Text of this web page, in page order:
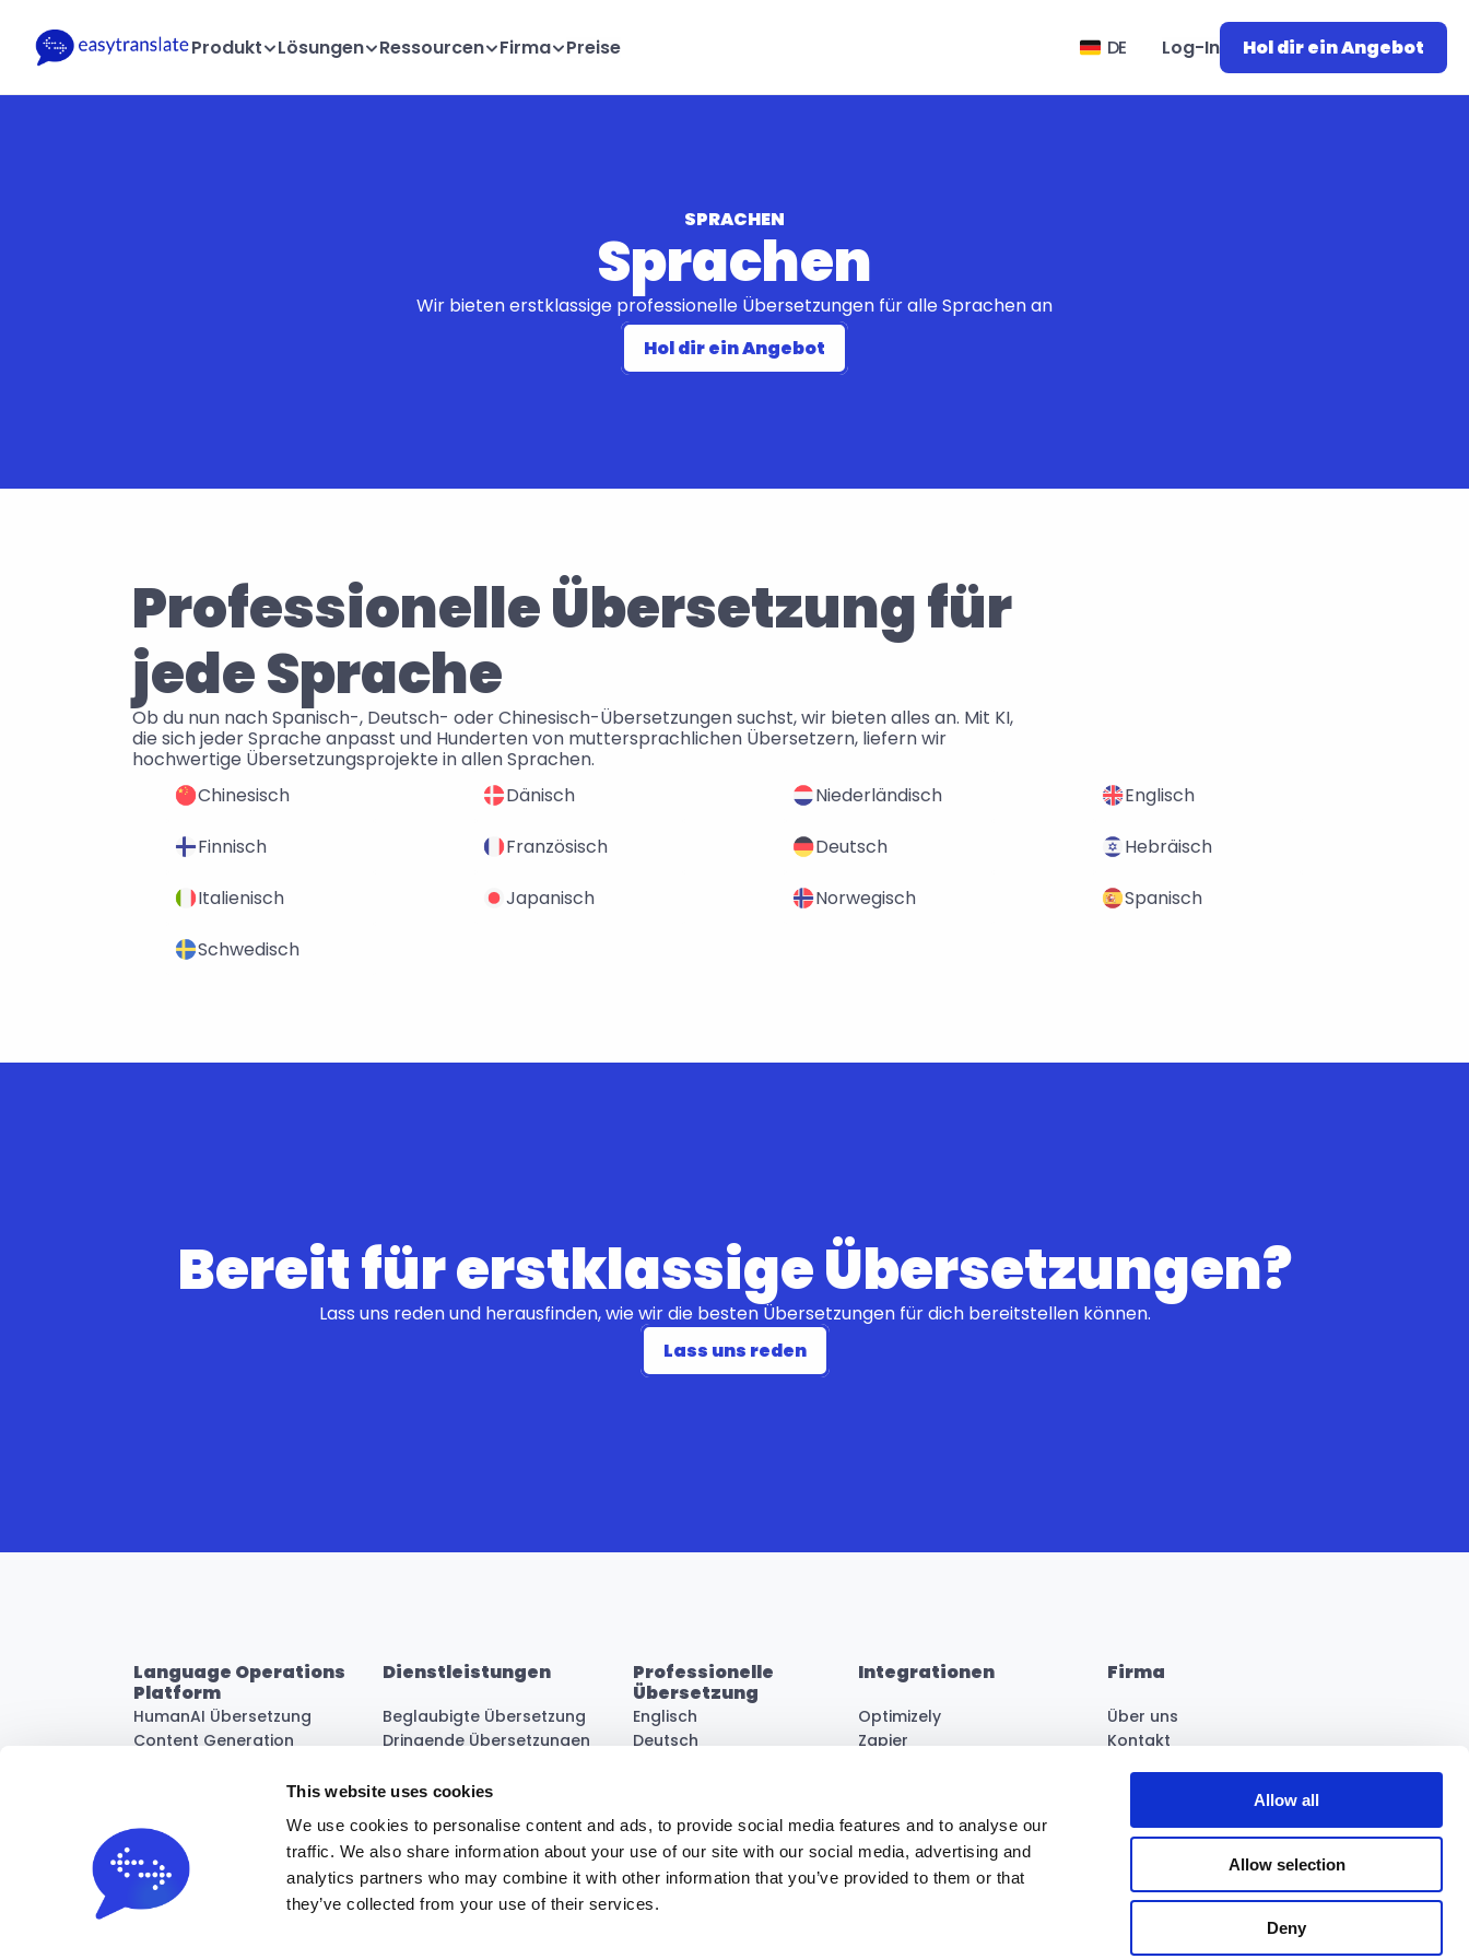
This website uses cookies
We use cookies to personalise content and ads, to provide social media features and to analyse our
traffic. We also share information about your use of our site with our social media, advertising and
analytics partners who may combine it with other information that you’ve provided to them or that
they’ve collected from your use of their services.
Allow all
Allow selection
Deny
Produkt Lösungen Ressourcen Firma Preise DE Log-In Hol dir ein Angebot
SPRACHEN
Sprachen
Wir bieten erstklassige professionelle Übersetzungen für alle Sprachen an
Hol dir ein Angebot
Professionelle Übersetzung für
jede Sprache
Ob du nun nach Spanisch-, Deutsch- oder Chinesisch-Übersetzungen suchst, wir bieten alles an. Mit KI,
die sich jeder Sprache anpasst und Hunderten von muttersprachlichen Übersetzern, liefern wir
hochwertige Übersetzungsprojekte in allen Sprachen.
Chinesisch
Dänisch Niederländisch Englisch
Finnisch Französisch Deutsch Hebräisch
Japanisch
Italienisch Norwegisch Spanisch
Schwedisch
Bereit für erstklassige Übersetzungen?
Lass uns reden und herausfinden, wie wir die besten Übersetzungen für dich bereitstellen können.
Lass uns reden
Language Operations
Platform
HumanAI Übersetzung
Content Generation
Mehr anzeigen
Dienstleistungen
Beglaubigte Übersetzung
Dringende Übersetzungen
Webseitenübersetzungen
Mehr anzeigen
Professionelle
Übersetzung
Englisch
Deutsch
Mehr anzeigen
Integrationen
Optimizely
Zapier
Mehr anzeigen
Firma
Über uns
Kontakt
Mehr anzeigen
Lies G2 reviews
Folge uns & Newsletter abonnieren
Titangade 9-11, 2200 Copenhagen N, Denmark